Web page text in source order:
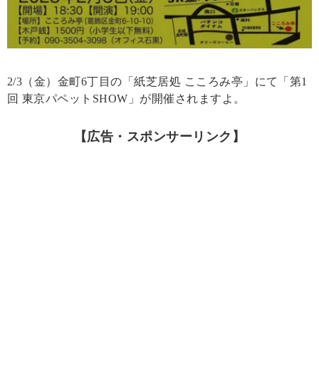
2/3（金）金町6丁目の「紙芝居処 こころみ亭」にて「第1
回 東京パペットSHOW」が開催されますよ。
【広告・スポンサーリンク】